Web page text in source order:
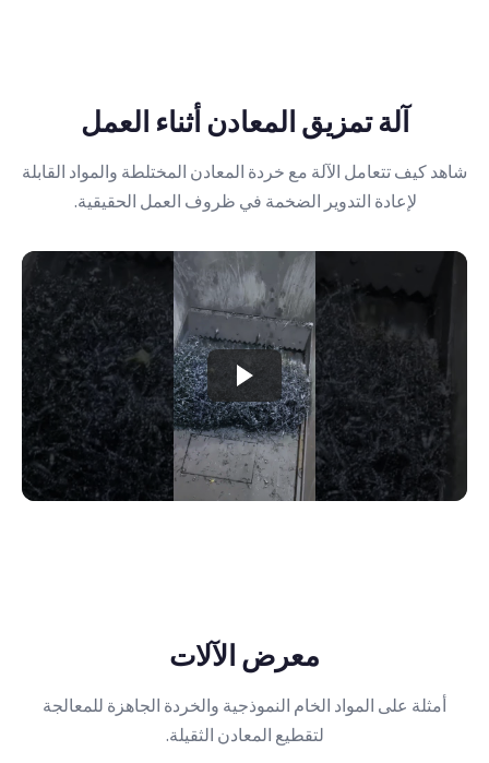
آلة تمزيق المعادن أثناء العمل
شاهد كيف تتعامل الآلة مع خردة المعادن المختلطة والمواد القابلة
لإعادة التدوير الضخمة في ظروف العمل الحقيقية.
معرض الآلات
أمثلة على المواد الخام النموذجية والخردة الجاهزة للمعالجة
لتقطيع المعادن الثقيلة.